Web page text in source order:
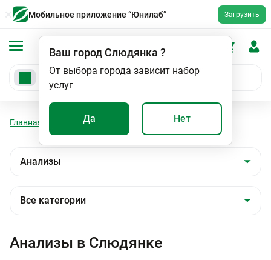
Мобильное приложение “Юнилаб” Загрузить
Ваш городСлюдянка ?
От выбора города зависит набор
услуг
Да Нет
Главная Анализы
Анализы в Слюдянке